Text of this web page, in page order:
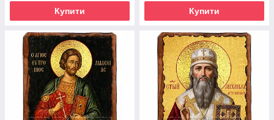
Купити Купити